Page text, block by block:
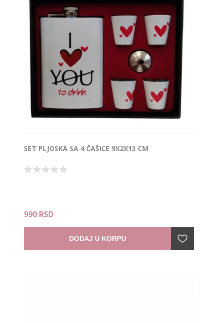
SET PLJOSKA SA 4 ČAŠICE 9X2X13 CM
990 RSD
DODAJ U KORPU